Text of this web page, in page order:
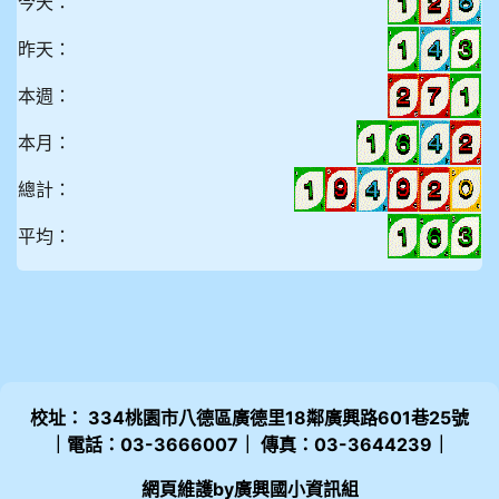
昨天：
本週：
本月：
總計：
平均：
校址： 334桃園市八德區廣德里18鄰廣興路601巷25號
｜電話：03-3666007｜ 傳真：03-3644239｜
網頁維護by廣興國小資訊組